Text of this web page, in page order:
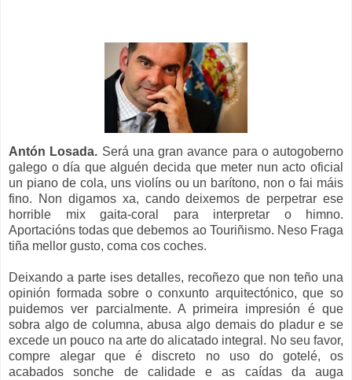
Antón Losada. Será una gran avance para o autogoberno
galego o día que alguén decida que meter nun acto oficial
un piano de cola, uns violíns ou un barítono, non o fai máis
fino. Non digamos xa, cando deixemos de perpetrar ese
horrible mix gaita-coral para interpretar o himno.
Aportacións todas que debemos ao Touriñismo. Neso Fraga
tiña mellor gusto, coma cos coches.
Deixando a parte ises detalles, recoñezo que non teño una
opinión formada sobre o conxunto arquitectónico, que so
puidemos ver parcialmente. A primeira impresión é que
sobra algo de columna, abusa algo demais do pladur e se
excede un pouco na arte do alicatado integral. No seu favor,
compre alegar que é discreto no uso do gotelé, os
acabados sonche de calidade e as caídas da auga